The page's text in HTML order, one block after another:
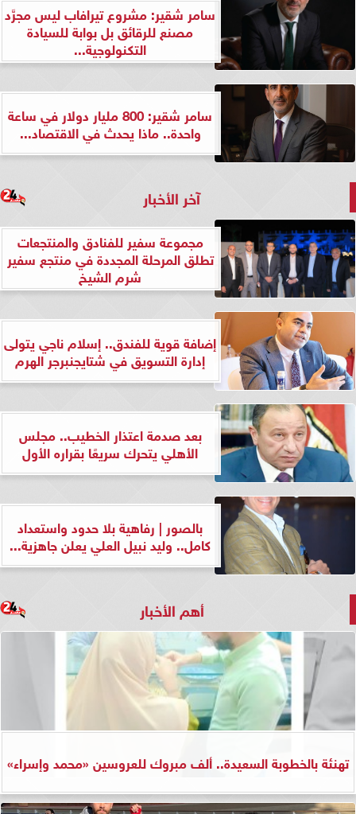
سامر شقير: مشروع تيرافاب ليس مجرَّد
مصنع للرقائق بل بوابة للسيادة
التكنولوجية...
سامر شقير: 800 مليار دولار في ساعة
واحدة.. ماذا يحدث في الاقتصاد...
آخر الأخبار
مجموعة سفير للفنادق والمنتجعات
تطلق المرحلة المجددة في منتجع سفير
شرم الشيخ
إضافة قوية للفندق.. إسلام ناجي يتولى
إدارة التسويق في شتايجنبرجر الهرم
بعد صدمة اعتذار الخطيب.. مجلس
الأهلي يتحرك سريعًا بقراره الأول
بالصور | رفاهية بلا حدود واستعداد
كامل.. وليد نبيل العلي يعلن جاهزية...
أهم الأخبار
تهنئة بالخطوبة السعيدة.. ألف مبروك للعروسين «محمد وإسراء»